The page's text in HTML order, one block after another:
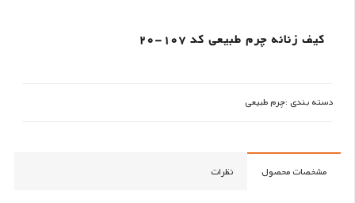
کیف زنانه چرم طبیعی کد 107-20
دسته بندی :چرم طبیعی
مشخصات محصول نظرات